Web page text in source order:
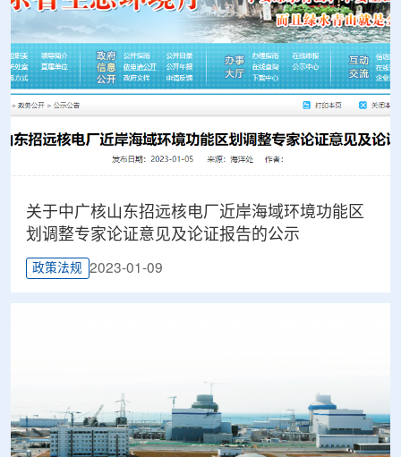
关于中广核山东招远核电厂近岸海域环境功能区
划调整专家论证意见及论证报告的公示
政策法规 2023-01-09